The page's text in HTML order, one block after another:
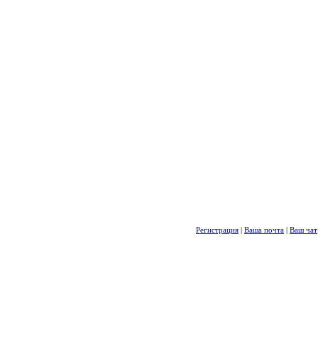
Регистрация | Ваша почта | Ваш чат